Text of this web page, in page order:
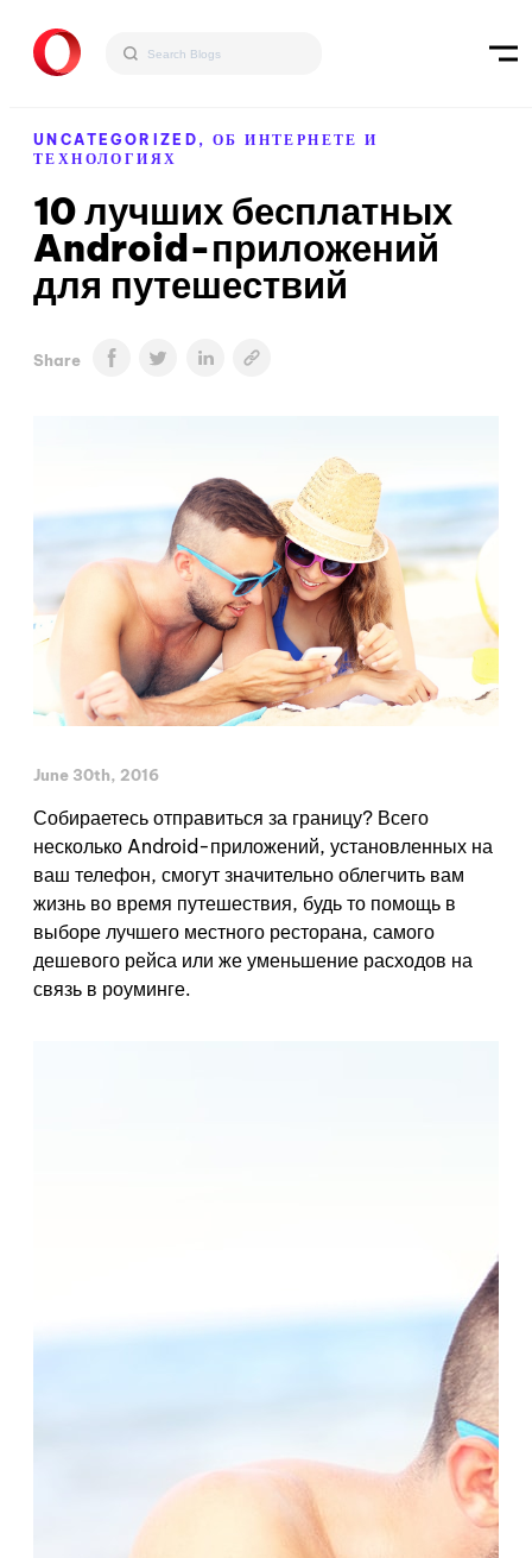
UNCATEGORIZED, ОБ ИНТЕРНЕТЕ И
ТЕХНОЛОГИЯХ
10 лучших бесплатных
Android-приложений
для путешествий
Share
June 30th, 2016
Собираетесь отправиться за границу? Всего
несколько Android-приложений, установленных на
ваш телефон, смогут значительно облегчить вам
жизнь во время путешествия, будь то помощь в
выборе лучшего местного ресторана, самого
дешевого рейса или же уменьшение расходов на
связь в роуминге.